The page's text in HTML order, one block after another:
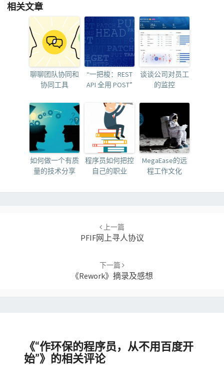
相关文章
聊聊团队协同和
协同工具
“一把梭：REST
API 全用 POST”
谈谈公司对员工
的监控
如何做一个有质
量的技术分享
程序员如何把控
自己的职业
MegaEase的远
程工作文化
上一篇
PFIF网上寻人协议
下一篇
《Rework》摘录及感想
《“作环保的程序员，从不用百度开
始”》的相关评论